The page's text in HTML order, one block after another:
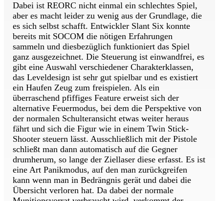
Dabei ist REORC nicht einmal ein schlechtes Spiel,
aber es macht leider zu wenig aus der Grundlage, die
es sich selbst schafft. Entwickler Slant Six konnte
bereits mit SOCOM die nötigen Erfahrungen
sammeln und diesbezüglich funktioniert das Spiel
ganz ausgezeichnet. Die Steuerung ist einwandfrei, es
gibt eine Auswahl verschiedener Charakterklassen,
das Leveldesign ist sehr gut spielbar und es existiert
ein Haufen Zeug zum freispielen. Als ein
überraschend pfiffiges Feature erweist sich der
alternative Feuermodus, bei dem die Perspektive von
der normalen Schulteransicht etwas weiter heraus
fährt und sich die Figur wie in einem Twin Stick-
Shooter steuern lässt. Ausschließlich mit der Pistole
schließt man dann automatisch auf die Gegner
drumherum, so lange der Ziellaser diese erfasst. Es ist
eine Art Panikmodus, auf den man zurückgreifen
kann wenn man in Bedrängnis gerät und dabei die
Übersicht verloren hat. Da dabei der normale